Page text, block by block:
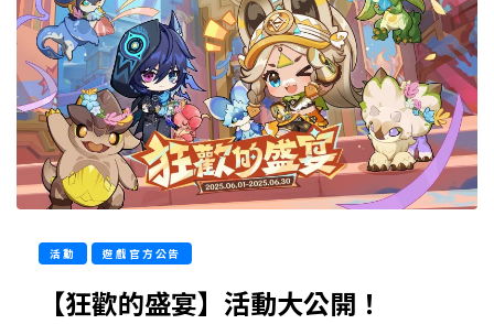
活動 遊戲官方公告
【狂歡的盛宴】活動大公開！